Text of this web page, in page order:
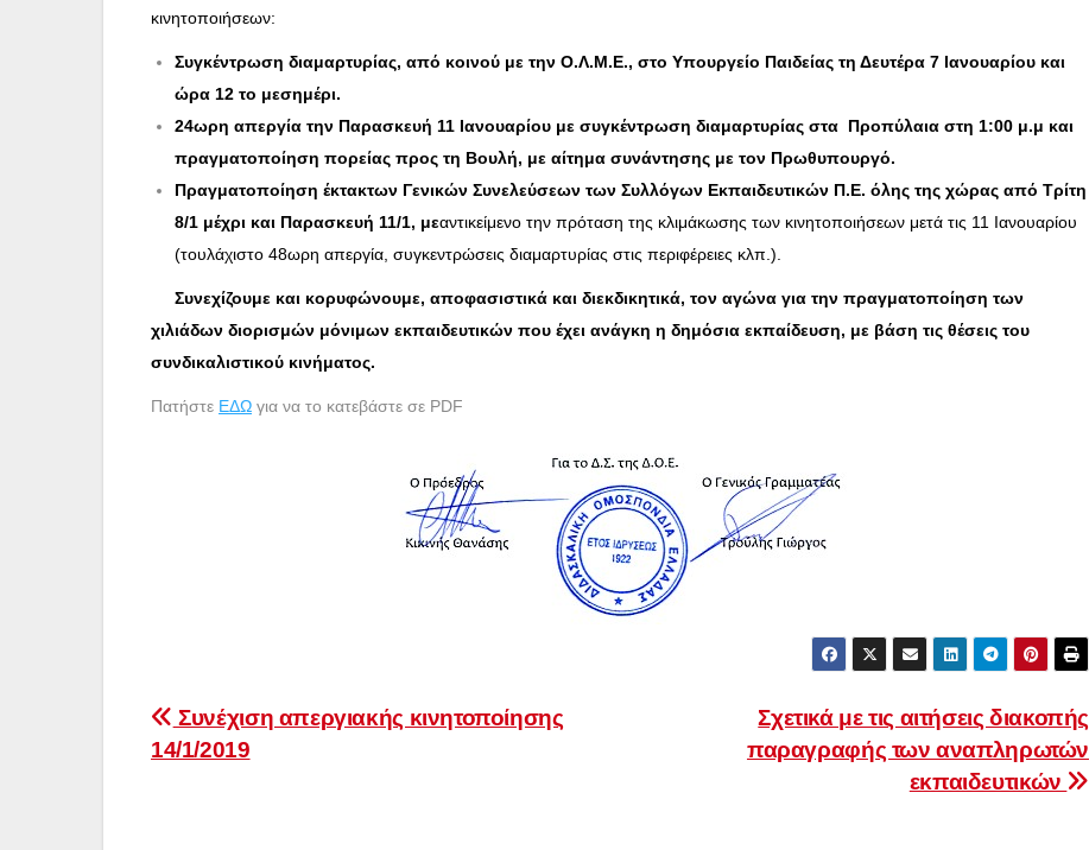
κινητοποιήσεων:
Συγκέντρωση διαμαρτυρίας, από κοινού με την Ο.Λ.Μ.Ε., στο Υπουργείο Παιδείας τη Δευτέρα 7 Ιανουαρίου και
ώρα 12 το μεσημέρι.
24ωρη απεργία την Παρασκευή 11 Ιανουαρίου με συγκέντρωση διαμαρτυρίας στα Προπύλαια στη 1:00 μ.μ και
πραγματοποίηση πορείας προς τη Βουλή, με αίτημα συνάντησης με τον Πρωθυπουργό.
Πραγματοποίηση έκτακτων Γενικών Συνελεύσεων των Συλλόγων Εκπαιδευτικών Π.Ε. όλης της χώρας από Τρίτη
8/1 μέχρι και Παρασκευή 11/1, μεαντικείμενο την πρόταση της κλιμάκωσης των κινητοποιήσεων μετά τις 11 Ιανουαρίου
(τουλάχιστο 48ωρη απεργία, συγκεντρώσεις διαμαρτυρίας στις περιφέρειες κλπ.).
Συνεχίζουμε και κορυφώνουμε, αποφασιστικά και διεκδικητικά, τον αγώνα για την πραγματοποίηση των
χιλιάδων διορισμών μόνιμων εκπαιδευτικών που έχει ανάγκη η δημόσια εκπαίδευση, με βάση τις θέσεις του
συνδικαλιστικού κινήματος.
Πατήστε ΕΔΩ για να το κατεβάστε σε PDF
Πλοήγηση
άρθρων
Σχετικά με τις αιτήσεις διακοπής
παραγραφής των αναπληρωτών
εκπαιδευτικών
Συνέχιση απεργιακής κινητοποίησης
14/1/2019